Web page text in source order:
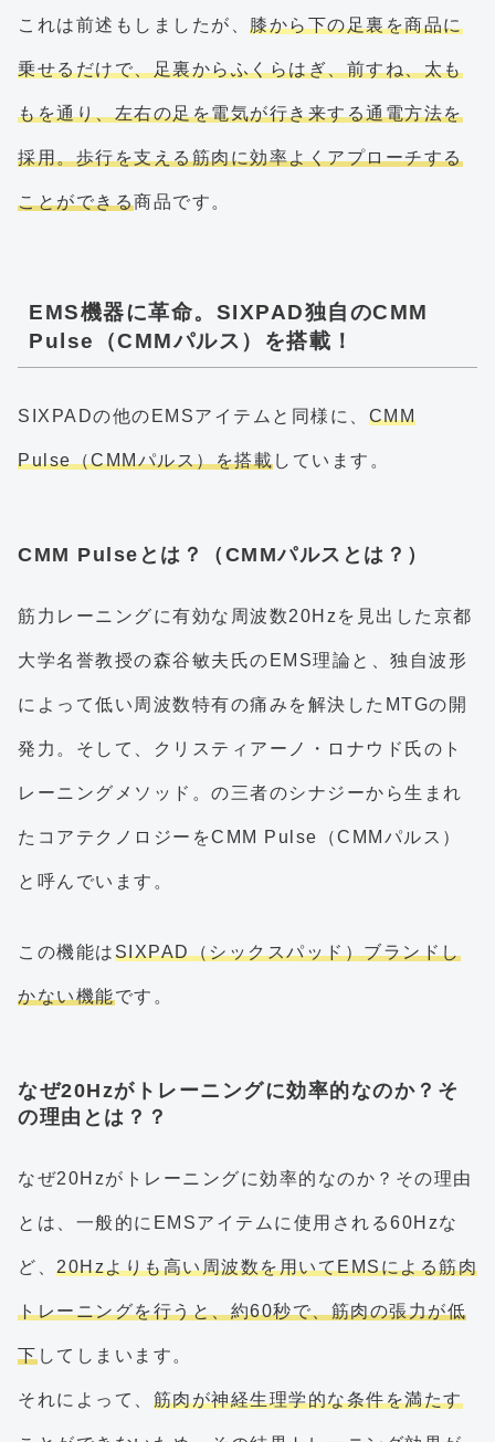
これは前述もしましたが、 膝から下の足裏を商品に
乗せるだけで、足裏からふくらはぎ、前すね、太も
もを通り、左右の足を電気が行き来する通電方法を
採用。歩行を支える筋肉に効率よくアプローチする
ことができる商品です。
EMS機器に革命。SIXPAD独自のCMM
Pulse（CMMパルス）を搭載！
SIXPADの他のEMSアイテムと同様に、 CMM
Pulse（CMMパルス）を搭載しています。
CMM Pulseとは？（CMMパルスとは？）
筋力レーニングに有効な周波数20Hzを見出した京都
大学名誉教授の森谷敏夫氏のEMS理論と、独自波形
によって低い周波数特有の痛みを解決したMTGの開
発力。そして、クリスティアーノ・ロナウド氏のト
レーニングメソッド。の三者のシナジーから生まれ
たコアテクノロジーをCMM Pulse（CMMパルス）
と呼んでいます。
この機能はSIXPAD（シックスパッド）ブランドし
かない機能です。
なぜ20Hzがトレーニングに効率的なのか？そ
の理由とは？？
なぜ20Hzがトレーニングに効率的なのか？その理由
とは、一般的にEMSアイテムに使用される60Hzな
ど、 20Hzよりも高い周波数を用いてEMSによる筋肉
トレーニングを行うと、約60秒で、筋肉の張力が低
下してしまいます。
それによって、 筋肉が神経生理学的な条件を満たす